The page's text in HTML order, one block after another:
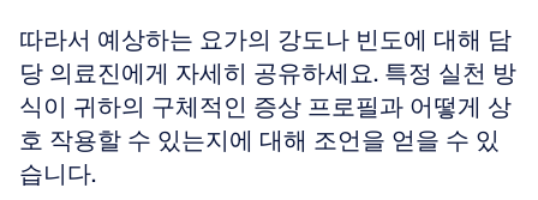
따라서 예상하는 요가의 강도나 빈도에 대해 담
당 의료진에게 자세히 공유하세요. 특정 실천 방
식이 귀하의 구체적인 증상 프로필과 어떻게 상
호 작용할 수 있는지에 대해 조언을 얻을 수 있
습니다.